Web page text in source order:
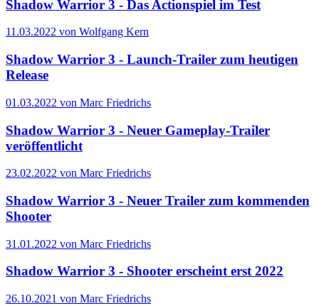
Shadow Warrior 3 - Das Actionspiel im Test
11.03.2022 von Wolfgang Kern
Shadow Warrior 3 - Launch-Trailer zum heutigen
Release
01.03.2022 von Marc Friedrichs
Shadow Warrior 3 - Neuer Gameplay-Trailer
veröffentlicht
23.02.2022 von Marc Friedrichs
Shadow Warrior 3 - Neuer Trailer zum kommenden
Shooter
31.01.2022 von Marc Friedrichs
Shadow Warrior 3 - Shooter erscheint erst 2022
26.10.2021 von Marc Friedrichs